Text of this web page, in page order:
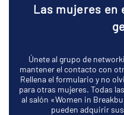
Las mujeres en
Únete al grupo de
mantener el contacto con
Rellena el formulario y no
para otras mujeres. Todas
al salón «Women in
pueden adquirir